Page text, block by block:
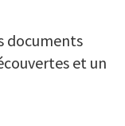
documents
et un